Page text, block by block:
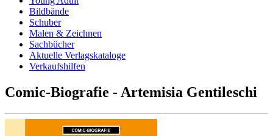
Bildbände
Schuber
Malen & Zeichnen
Sachbücher
Aktuelle Verlagskataloge
Verkaufshilfen
Comic-Biografie - Artemisia Gentileschi